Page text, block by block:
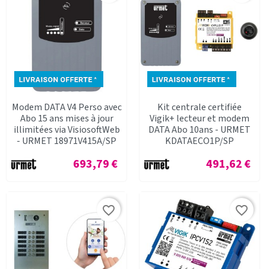
Modem DATA V4 Perso avec
Abo 15 ans mises à jour
illimitées via VisiosoftWeb
- URMET 18971V415A/SP
Prix
693,79 €
Kit centrale certifiée
Vigik+ lecteur et modem
DATA Abo 10ans - URMET
KDATAECO1P/SP
Prix
491,62 €
favorite_border favorite_border